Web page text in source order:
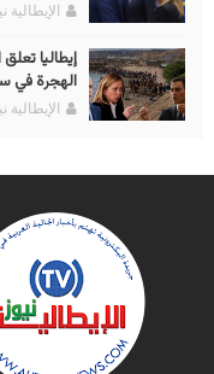
الإيطالية
إيطاليا
الهجرة في
الإيطالية